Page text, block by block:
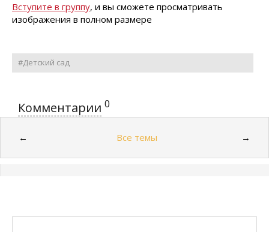
Вступите в группу, и вы сможете просматривать
изображения в полном размере
#Детский сад
Комментарии 0
← Все темы →